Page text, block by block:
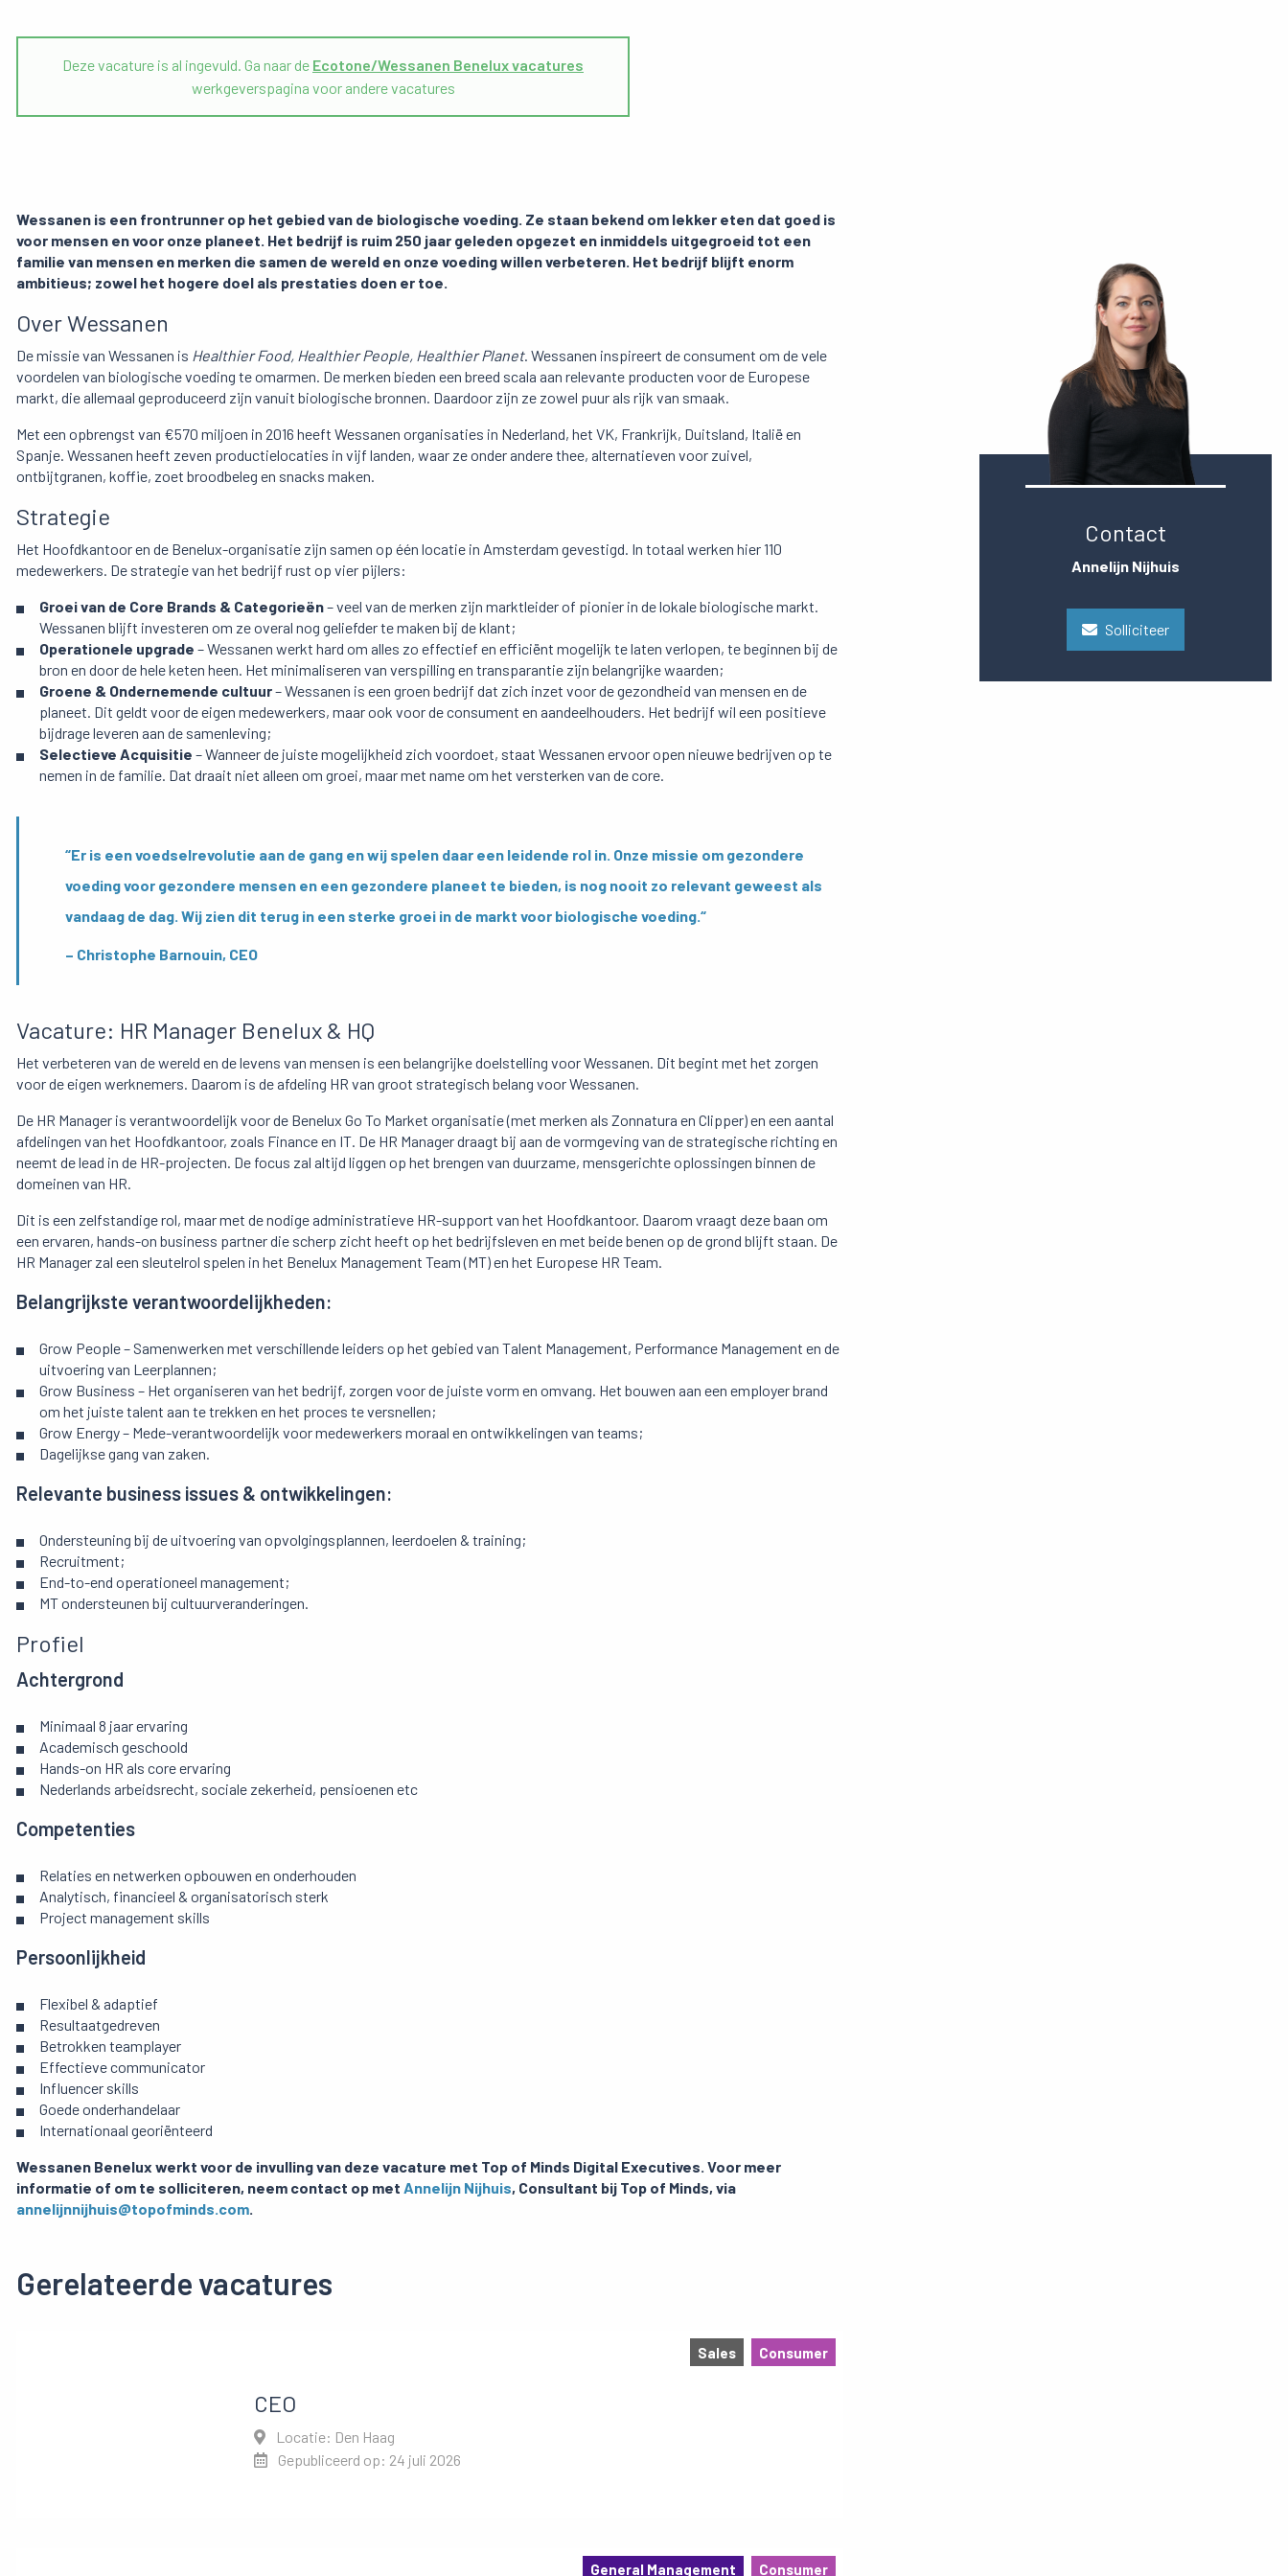
Deze vacature is al ingevuld. Ga naar de Ecotone/Wessanen Benelux vacatures
werkgeverspagina voor andere vacatures
Wessanen is een frontrunner op het gebied van de biologische voeding. Ze staan bekend om lekker eten dat goed is
voor mensen en voor onze planeet. Het bedrijf is ruim 250 jaar geleden opgezet en inmiddels uitgegroeid tot een
familie van mensen en merken die samen de wereld en onze voeding willen verbeteren. Het bedrijf blijft enorm
ambitieus; zowel het hogere doel als prestaties doen er toe.
Over Wessanen
De missie van Wessanen is Healthier Food, Healthier People, Healthier Planet. Wessanen inspireert de consument om de vele
voordelen van biologische voeding te omarmen. De merken bieden een breed scala aan relevante producten voor de Europese
markt, die allemaal geproduceerd zijn vanuit biologische bronnen. Daardoor zijn ze zowel puur als rijk van smaak.
Met een opbrengst van €570 miljoen in 2016 heeft Wessanen organisaties in Nederland, het VK, Frankrijk, Duitsland, Italië en
Spanje. Wessanen heeft zeven productielocaties in vijf landen, waar ze onder andere thee, alternatieven voor zuivel,
ontbijtgranen, koffie, zoet broodbeleg en snacks maken.
Strategie
Het Hoofdkantoor en de Benelux-organisatie zijn samen op één locatie in Amsterdam gevestigd. In totaal werken hier 110
medewerkers. De strategie van het bedrijf rust op vier pijlers:
Groei van de Core Brands & Categorieën– veel van de merken zijn marktleider of pionier in de lokale biologische markt.
Wessanen blijft investeren om ze overal nog geliefder te maken bij de klant;
Operationele upgrade – Wessanen werkt hard om alles zo effectief en efficiënt mogelijk te laten verlopen, te beginnen bij de
bron en door de hele keten heen. Het minimaliseren van verspilling en transparantie zijn belangrijke waarden;
Groene & Ondernemende cultuur– Wessanen is een groen bedrijf dat zich inzet voor de gezondheid van mensen en de
planeet. Dit geldt voor de eigen medewerkers, maar ook voor de consument en aandeelhouders. Het bedrijf wil een positieve
bijdrage leveren aan de samenleving;
Selectieve Acquisitie – Wanneer de juiste mogelijkheid zich voordoet, staat Wessanen ervoor open nieuwe bedrijven op te
nemen in de familie. Dat draait niet alleen om groei, maar met name om het versterken van de core.
“Er is een voedselrevolutie aan de gang en wij spelen daar een leidende rol in. Onze missie om gezondere
voeding voor gezondere mensen en een gezondere planeet te bieden, is nog nooit zo relevant geweest als
vandaag de dag. Wij zien dit terug in een sterke groei in de markt voor biologische voeding.“
– Christophe Barnouin, CEO
Vacature: HR Manager Benelux & HQ
Het verbeteren van de wereld en de levens van mensen is een belangrijke doelstelling voor Wessanen. Dit begint met het zorgen
voor de eigen werknemers. Daarom is de afdeling HR van groot strategisch belang voor Wessanen.
De HR Manager is verantwoordelijk voor de Benelux Go To Market organisatie (met merken als Zonnatura en Clipper) en een aantal
afdelingen van het Hoofdkantoor, zoals Finance en IT. De HR Manager draagt bij aan de vormgeving van de strategische richting en
neemt de lead in de HR-projecten. De focus zal altijd liggen op het brengen van duurzame, mensgerichte oplossingen binnen de
domeinen van HR.
Dit is een zelfstandige rol, maar met de nodige administratieve HR-support van het Hoofdkantoor. Daarom vraagt deze baan om
een ervaren, hands-on business partner die scherp zicht heeft op het bedrijfsleven en met beide benen op de grond blijft staan. De
HR Manager zal een sleutelrol spelen in het Benelux Management Team (MT) en het Europese HR Team.
Belangrijkste verantwoordelijkheden:
Grow People – Samenwerken met verschillende leiders op het gebied van Talent Management, Performance Management en de
uitvoering van Leerplannen;
Grow Business – Het organiseren van het bedrijf, zorgen voor de juiste vorm en omvang. Het bouwen aan een employer brand
om het juiste talent aan te trekken en het proces te versnellen;
Grow Energy – Mede-verantwoordelijk voor medewerkers moraal en ontwikkelingen van teams;
Dagelijkse gang van zaken.
Relevante business issues & ontwikkelingen:
Ondersteuning bij de uitvoering van opvolgingsplannen, leerdoelen & training;
Recruitment;
End-to-end operationeel management;
MT ondersteunen bij cultuurveranderingen.
Profiel
Achtergrond
Minimaal 8 jaar ervaring
Academisch geschoold
Hands-on HR als core ervaring
Nederlands arbeidsrecht, sociale zekerheid, pensioenen etc
Competenties
Relaties en netwerken opbouwen en onderhouden
Analytisch, financieel & organisatorisch sterk
Project management skills
Persoonlijkheid
Flexibel & adaptief
Resultaatgedreven
Betrokken teamplayer
Effectieve communicator
Influencer skills
Goede onderhandelaar
Internationaal georiënteerd
Wessanen Benelux werkt voor de invulling van deze vacature met Top of Minds Digital Executives. Voor meer
informatie of om te solliciteren, neem contact op met Annelijn Nijhuis, Consultant bij Top of Minds, via
annelijnnijhuis@topofminds.com.
Gerelateerde vacatures
Sales Consumer
CEO
Locatie: Den Haag
Gepubliceerd op: 24 juli 2026
General Management Consumer
Contact
Annelijn Nijhuis
Solliciteer